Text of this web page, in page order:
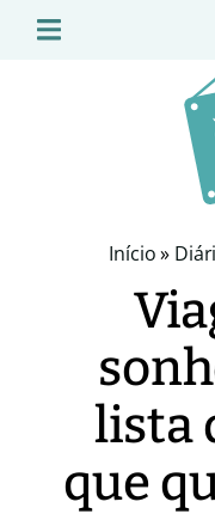
Início»
lista
que